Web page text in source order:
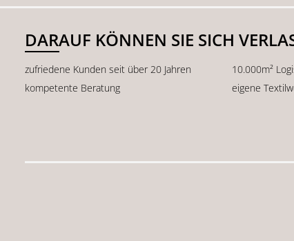
DARAUF KÖNNEN SIE SICH
zufriedene Kunden seit über 20 Jahren
10.000m²
kompetente Beratung
eigene